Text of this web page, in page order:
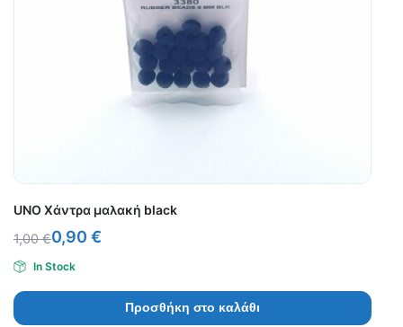
UNO Χάντρα μαλακή black
1,00€0,90 €
In Stock
Προσθήκη στο καλάθι